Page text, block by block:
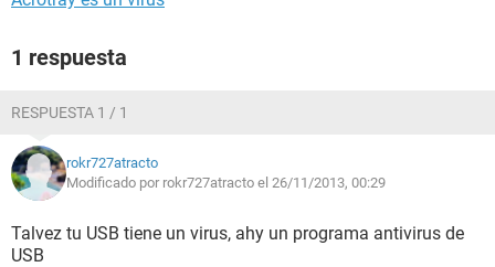
1 respuesta
RESPUESTA 1 / 1
rokr727atracto
Modificado por rokr727atracto el 26/11/2013, 00:29
Talvez tu USB tiene un virus, ahy un programa antivirus de
USB